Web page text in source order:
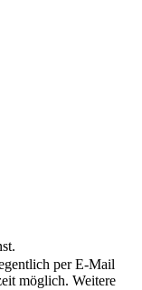
per E-Mail
möglich. Weitere